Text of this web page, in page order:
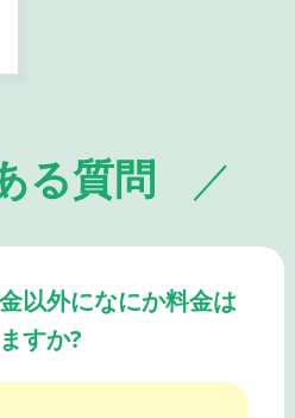
る質問
以外になにか料金は
すか?